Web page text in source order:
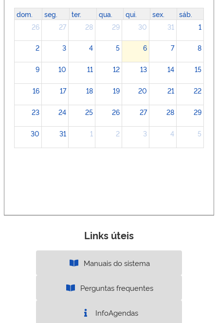
dom. seg. ter. qua. qui. sex.
sáb.
26
27 28 29 30 31 1
2 3 4 5 6 7 8
9 10 11 12 13 14 15
16 17 18 19 20 21 22
23 24 25 26 27 28 29
30 31 1 2 3 4 5
Links úteis
Manuais do sistema
Perguntas frequentes
InfoAgendas